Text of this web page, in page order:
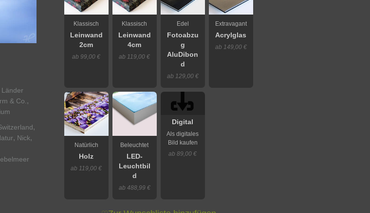
Länder
& Co. ,
,
, Nick,
Klassisch
Leinwand
2cm
ab 99,00 €
Klassisch
Leinwand
4cm
ab 119,00 €
Edel
Fotoabzu
g
AluDibon
d
ab 129,00 €
Extravagant
Acrylglas
ab 149,00 €
Natürlich
Holz
ab 119,00 €
Beleuchtet
LED-
Leuchtbil
d
ab 488,99 €
Digital
Als digitales
Bild kaufen
ab 89,00 €